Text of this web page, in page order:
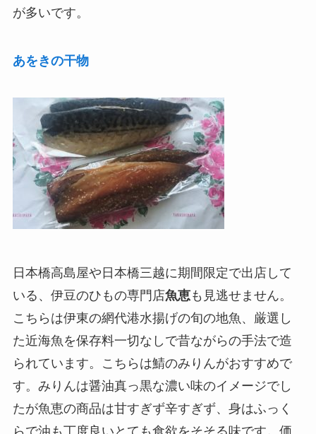
が多いです。
あをきの干物
日本橋高島屋や日本橋三越に期間限定で出店して
いる、伊豆のひもの専門店魚恵も見逃せません。
こちらは伊東の網代港水揚げの旬の地魚、厳選し
た近海魚を保存料一切なしで昔ながらの手法で造
られています。こちらは鯖のみりんがおすすめで
す。みりんは醤油真っ黒な濃い味のイメージでし
たが魚恵の商品は甘すぎず辛すぎず、身はふっく
らで油も丁度良いとても食欲をそそる味です。価